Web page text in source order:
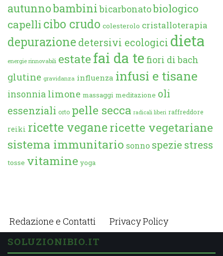
autunnobambini bicarbonatobiologico
capelli cibo crudo colesterolo cristalloterapia
depurazione detersivi ecologici dieta
energie rinnovabili estate fai da te fiori di bach
glutine gravidanza influenza infusi e tisane
insonnia limone massaggi meditazione oli
essenziali orto pelle secca radicali liberi raffreddore
reiki ricette veganericette vegetariane
sistema immunitario sonno spezie stress
tosse vitamine yoga
Redazione e Contatti Privacy Policy
SOLUZIONIBIO.IT